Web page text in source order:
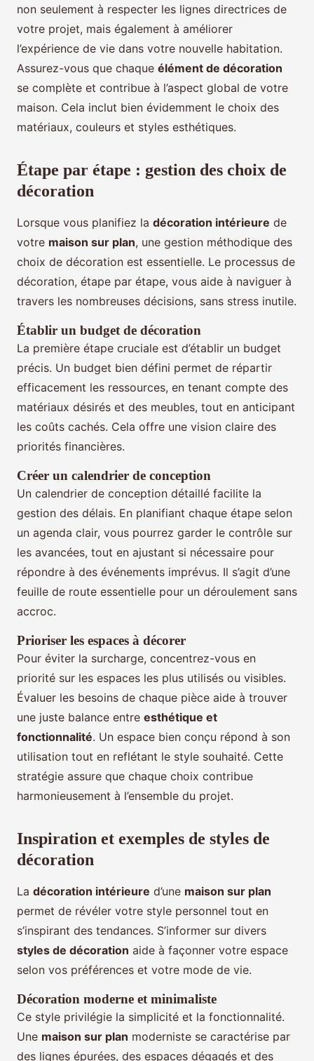
non seulement à respecter les lignes directrices de
votre projet, mais également à améliorer
l’expérience de vie dans votre nouvelle habitation.
Assurez-vous que chaque élément de décoration
se complète et contribue à l’aspect global de votre
maison. Cela inclut bien évidemment le choix des
matériaux, couleurs et styles esthétiques.
Étape par étape : gestion des choix de
décoration
Lorsque vous planifiez la décoration intérieure de
votre maison sur plan, une gestion méthodique des
choix de décoration est essentielle. Le processus de
décoration, étape par étape, vous aide à naviguer à
travers les nombreuses décisions, sans stress inutile.
Établir un budget de décoration
La première étape cruciale est d’établir un budget
précis. Un budget bien défini permet de répartir
efficacement les ressources, en tenant compte des
matériaux désirés et des meubles, tout en anticipant
les coûts cachés. Cela offre une vision claire des
priorités financières.
Créer un calendrier de conception
Un calendrier de conception détaillé facilite la
gestion des délais. En planifiant chaque étape selon
un agenda clair, vous pourrez garder le contrôle sur
les avancées, tout en ajustant si nécessaire pour
répondre à des événements imprévus. Il s’agit d’une
feuille de route essentielle pour un déroulement sans
accroc.
Prioriser les espaces à décorer
Pour éviter la surcharge, concentrez-vous en
priorité sur les espaces les plus utilisés ou visibles.
Évaluer les besoins de chaque pièce aide à trouver
une juste balance entre esthétique et
fonctionnalité. Un espace bien conçu répond à son
utilisation tout en reflétant le style souhaité. Cette
stratégie assure que chaque choix contribue
harmonieusement à l’ensemble du projet.
Inspiration et exemples de styles de
décoration
La décoration intérieure d’une maison sur plan
permet de révéler votre style personnel tout en
s’inspirant des tendances. S’informer sur divers
styles de décoration aide à façonner votre espace
selon vos préférences et votre mode de vie.
Décoration moderne et minimaliste
Ce style privilégie la simplicité et la fonctionnalité.
Une maison sur plan moderniste se caractérise par
des lignes épurées, des espaces dégagés et des